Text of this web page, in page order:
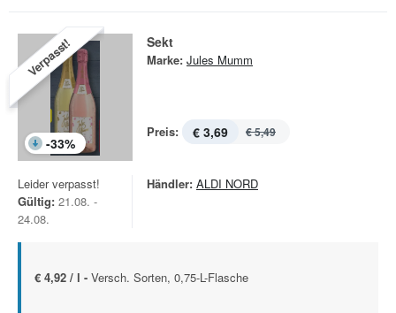
Verpasst!
-33%
Sekt
Marke: Jules Mumm
Preis: € 3,69 € 5,49
Leider verpasst!
Gültig: 21.08. -
24.08.
Händler: ALDI NORD
€ 4,92 / l - Versch. Sorten, 0,75-L-Flasche